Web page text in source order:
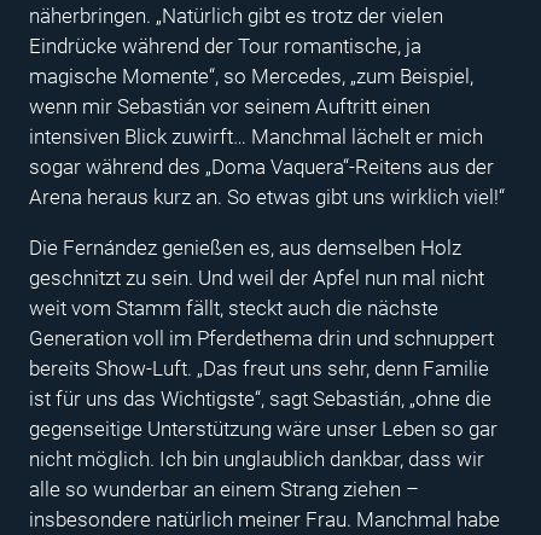
näherbringen. „Natürlich gibt es trotz der vielen
Eindrücke während der Tour romantische, ja
magische Momente“, so Mercedes, „zum Beispiel,
wenn mir Sebastián vor seinem Auftritt einen
intensiven Blick zuwirft… Manchmal lächelt er mich
sogar während des „Doma Vaquera“-Reitens aus der
Arena heraus kurz an. So etwas gibt uns wirklich viel!“
Die Fernández genießen es, aus demselben Holz
geschnitzt zu sein. Und weil der Apfel nun mal nicht
weit vom Stamm fällt, steckt auch die nächste
Generation voll im Pferdethema drin und schnuppert
bereits Show-Luft. „Das freut uns sehr, denn Familie
ist für uns das Wichtigste“, sagt Sebastián, „ohne die
gegenseitige Unterstützung wäre unser Leben so gar
nicht möglich. Ich bin unglaublich dankbar, dass wir
alle so wunderbar an einem Strang ziehen –
insbesondere natürlich meiner Frau. Manchmal habe